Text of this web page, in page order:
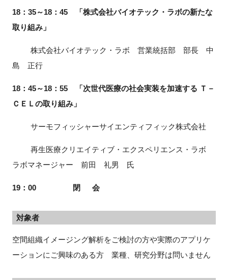
18：35～18：45 「株式会社バイオテック・ラボの新たな
取り組み」
株式会社バイオテック・ラボ 営業統括部 部長 中
島 正行
18：45～18：55 「次世代医療の社会実装を加速する Ｔ－
ＣＥＬの取り組み」
サーモフィッシャーサイエンティフィック株式会社
再生医療クリエイティブ・エクスペリエンス・ラボ
ラボマネージャー 前田 礼男 氏
19：00 閉 会
対象者
空間組織イメージング解析をご検討の方や実際のアプリケ
ーションにご興味のある方 業種、研究分野は問いません